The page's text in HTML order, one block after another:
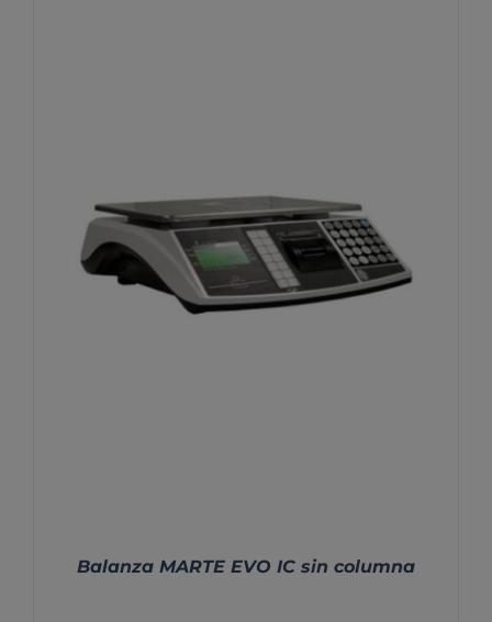
Balanza MARTE EVO IC sin columna